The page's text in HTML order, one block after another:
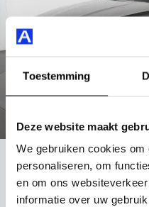
Toestemming
Deze website maakt
We gebruiken cookies
personaliseren, om
en om ons
informatie over uw
Audi e-tron
55 quattro Advanced 95 kWh